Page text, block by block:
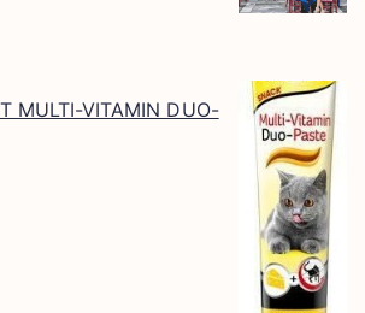
MULTI-VITAMIN DUO-